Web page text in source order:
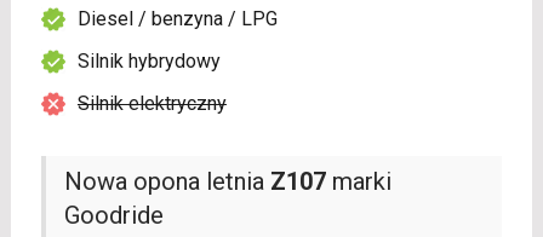
Nowa opona letnia Z107marki
Goodride
Diesel / benzyna / LPG
Silnik hybrydowy
Silnik elektryczny